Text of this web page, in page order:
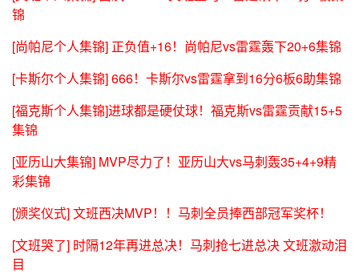
锦
[尚帕尼个人集锦] 正负值+16！尚帕尼vs雷霆轰下20+6集锦
[卡斯尔个人集锦] 666！卡斯尔vs雷霆拿到16分6板6助集锦
[福克斯个人集锦]进球都是硬仗球！福克斯vs雷霆贡献15+5
集锦
[亚历山大集锦] MVP尽力了！亚历山大vs马刺轰35+4+9精
彩集锦
[颁奖仪式] 文班西决MVP！！马刺全员捧西部冠军奖杯！
[文班哭了] 时隔12年再进总决！马刺抢七进总决 文班激动泪
目